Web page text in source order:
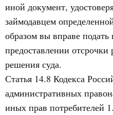
иной документ,
займодавцем
образом вы вправе подать
предоставлении
решения суда.
Статья 14.8 Кодекса
административных
иных прав потребителей